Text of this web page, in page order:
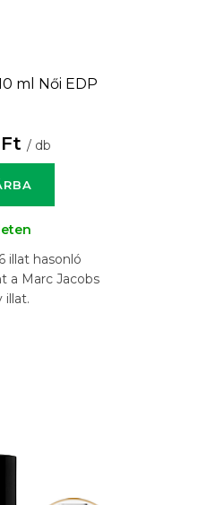
ml Női EDP
Ft/ db
illat hasonló
a Marc Jacobs
illat.